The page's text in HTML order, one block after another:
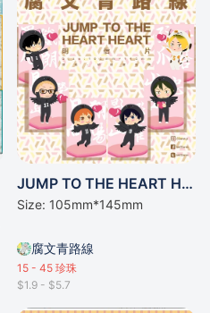
JUMP TO THE HEART HEART明信片 － 排球少年
Size: 105mm*145mm
腐文青路線
15 - 45 珍珠
$1.9 - $5.7